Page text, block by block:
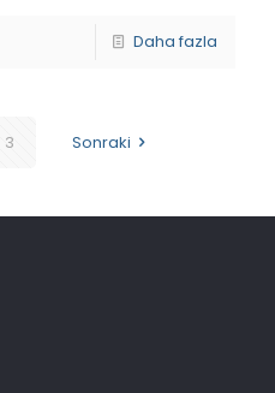
Daha fazla
3 Sonraki